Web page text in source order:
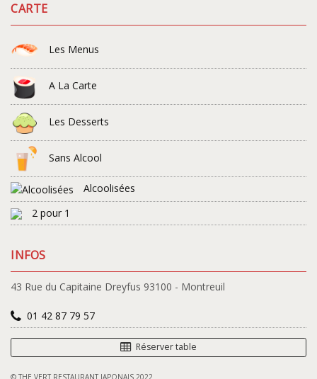
CARTE
Les Menus
A La Carte
Les Desserts
Sans Alcool
Alcoolisées
2 pour 1
INFOS
43 Rue du Capitaine Dreyfus 93100 - Montreuil
01 42 87 79 57
Réserver table
© THE VERT RESTAURANT JAPONAIS 2022